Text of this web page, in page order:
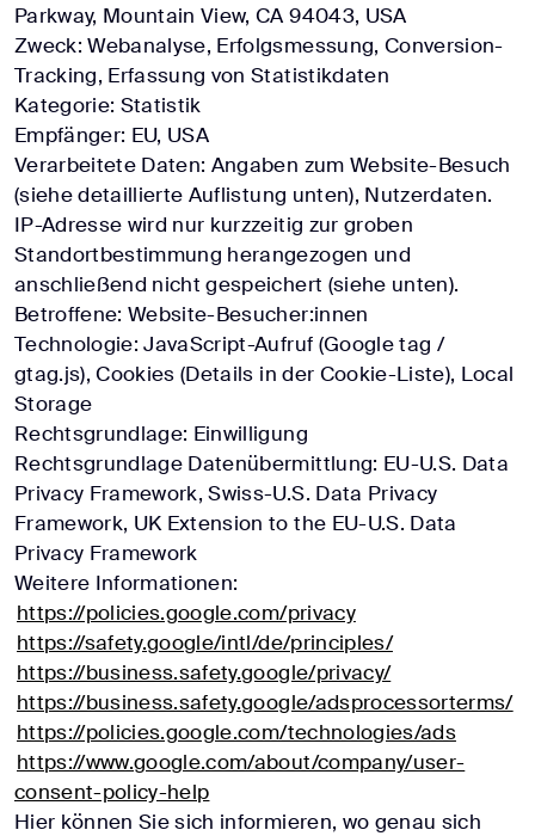
Parkway, Mountain View, CA 94043, USA
Zweck: Webanalyse, Erfolgsmessung, Conversion-
Tracking, Erfassung von Statistikdaten
Kategorie: Statistik
Empfänger: EU, USA
Verarbeitete Daten: Angaben zum Website-Besuch
(siehe detaillierte Auflistung unten), Nutzerdaten.
IP-Adresse wird nur kurzzeitig zur groben
Standortbestimmung herangezogen und
anschließend nicht gespeichert (siehe unten).
Betroffene: Website-Besucher:innen
Technologie: JavaScript-Aufruf (Google tag /
gtag.js), Cookies (Details in der Cookie-Liste), Local
Storage
Rechtsgrundlage: Einwilligung
Rechtsgrundlage Datenübermittlung: EU-U.S. Data
Privacy Framework, Swiss-U.S. Data Privacy
Framework, UK Extension to the EU-U.S. Data
Privacy Framework
Weitere Informationen:
https://policies.google.com/privacy
https://safety.google/intl/de/principles/
https://business.safety.google/privacy/
https://business.safety.google/adsprocessorterms/
https://policies.google.com/technologies/ads
https://www.google.com/about/company/user-
consent-policy-help
Hier können Sie sich informieren, wo genau sich